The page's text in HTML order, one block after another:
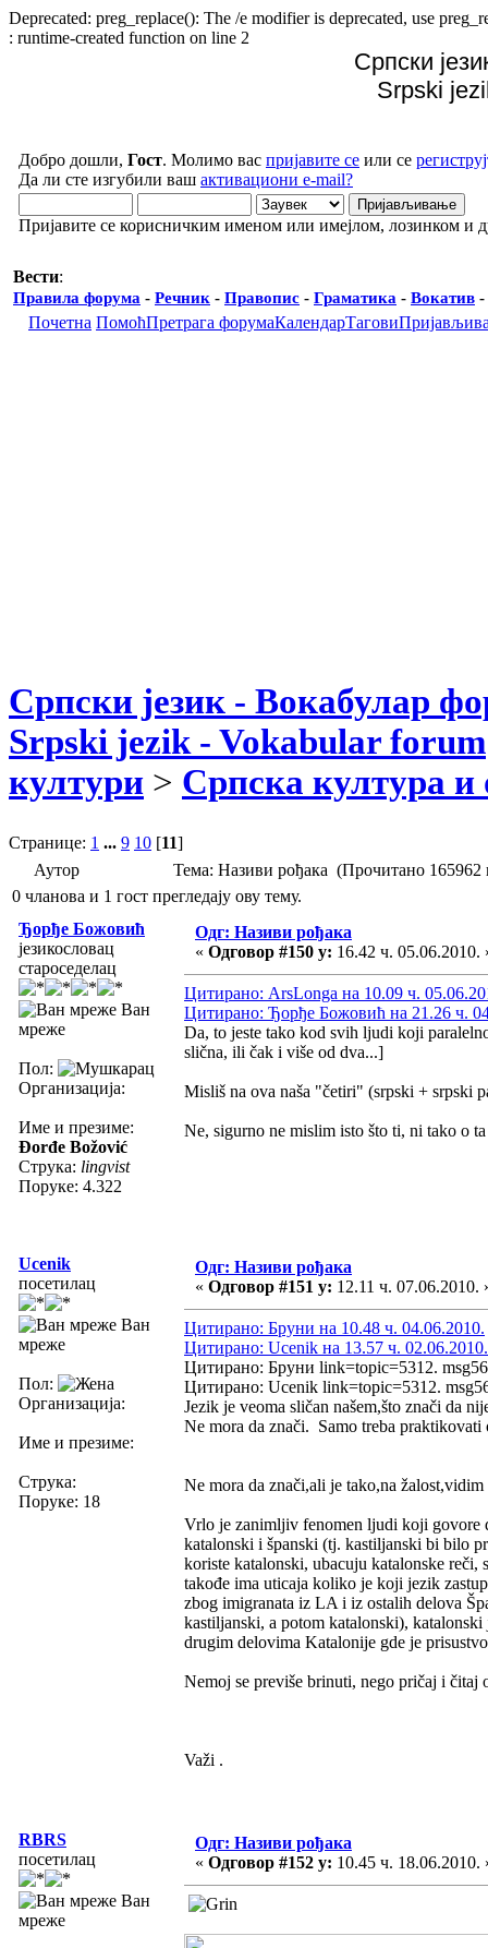
Deprecated: preg_replace(): The /e modifier is deprecated, use
: runtime-created function on line 2
Српски
Srpski
Добро дошли, Гост. Молимо вас пријавите се или се
Да ли сте изгубили ваш активациони e-mail?
Пријавите се корисничким именом или имејлом, лозинком и
Вести:
Правила форума - Речник - Правопис - Граматика - Вокатив -
Почетна ПомоћПретрага форумаКалендарТагови
Српски језик - Вокабулар
Srpski jezik - Vokabular forum
култури > Српска култура и
Странице: 1 ... 9 10 [11]
Аутор
Тема: Називи рођака (Прочитано 165962
0 чланова и 1 гост прегледају ову тему.
Ђорђе Божовић
језикословац
староседелац
Ван
мреже
Пол:
Организација:
Име и презиме:
Đorđe Božović
Струка: lingvist
Поруке: 4.322
Одг: Називи рођака
« Одговор #150 у: 16.42 ч. 05.06.2010.
Цитирано: ArsLonga на 10.09 ч.
Цитирано: Ђорђе Божовић на 21.26 ч.
Da, to jeste tako kod svih ljudi koji
slična, ili čak i više od dva...]
Misliš na ova naša "četiri" (srpski + srpski
Ne, sigurno ne mislim isto što ti, ni tako o
Ucenik
посетилац
Ван
мреже
Пол:
Организација:
Име и презиме:
Струка:
Поруке: 18
Одг: Називи рођака
« Одговор #151 у: 12.11 ч. 07.06.2010.
Цитирано: Бруни на 10.48 ч. 04.06.2010.
Цитирано: Ucenik на 13.57 ч. 02.06.2010.
Цитирано: Бруни link=topic=5312.
Цитирано: Ucenik link=topic=5312.
Jezik je veoma sličan našem,što znači da
Ne mora da znači. Samo treba
Ne mora da znači,ali je tako,na žalost,vidim
Vrlo je zanimljiv fenomen ljudi koji govore
katalonski i španski (tj. kastiljanski bi bilo
koriste katalonski, ubacuju katalonske reči,
takođe ima uticaja koliko je koji jezik
zbog imigranata iz LA i iz ostalih delova
kastiljanski, a potom katalonski),
drugim delovima Katalonije gde je
Nemoj se previše brinuti, nego pričaj i čitaj
Važi .
RBRS
посетилац
Ван
мреже
Одг: Називи рођака
« Одговор #152 у: 10.45 ч. 18.06.2010.